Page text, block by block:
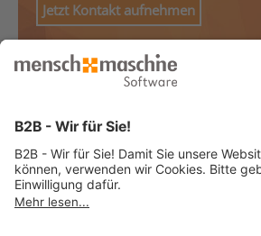
Jetzt Kontakt aufnehmen